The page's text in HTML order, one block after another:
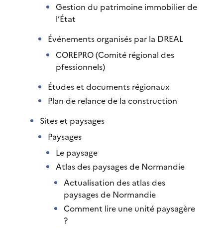
Gestion du patrimoine immobilier de
l’État
Événements organisés par la DREAL
COREPRO (Comité régional des
pfessionnels)
Études et documents régionaux
Plan de relance de la construction
Sites et paysages
Paysages
Le paysage
Atlas des paysages de Normandie
Actualisation des atlas des
paysages de Normandie
Comment lire une unité paysagère
?